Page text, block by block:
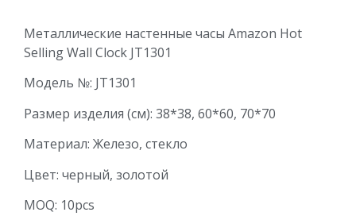
Металлические настенные часы Amazon Hot
Selling Wall Clock JT1301
Модель №: JT1301
Размер изделия (см): 38*38, 60*60, 70*70
Материал: Железо, стекло
Цвет: черный, золотой
MOQ: 10pcs